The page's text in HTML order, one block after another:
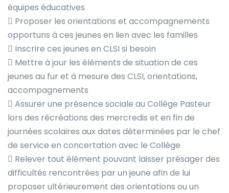
équipes éducatives
 Proposer les orientations et accompagnements
opportuns à ces jeunes en lien avec les familles
 Inscrire ces jeunes en CLSI si besoin
 Mettre à jour les éléments de situation de ces
jeunes au fur et à mesure des CLSI, orientations,
accompagnements
 Assurer une présence sociale au Collège Pasteur
lors des récréations des mercredis et en fin de
journées scolaires aux dates déterminées par le chef
de service en concertation avec le Collège
 Relever tout élément pouvant laisser présager des
difficultés rencontrées par un jeune afin de lui
proposer ultérieurement des orientations ou un